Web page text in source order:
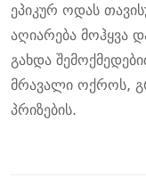
ეპიკურ ოდას
აღიარება
გახდა
მრავალი ოქროს,
პრიზების.